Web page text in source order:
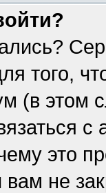
того,
(в этом
это
вам не